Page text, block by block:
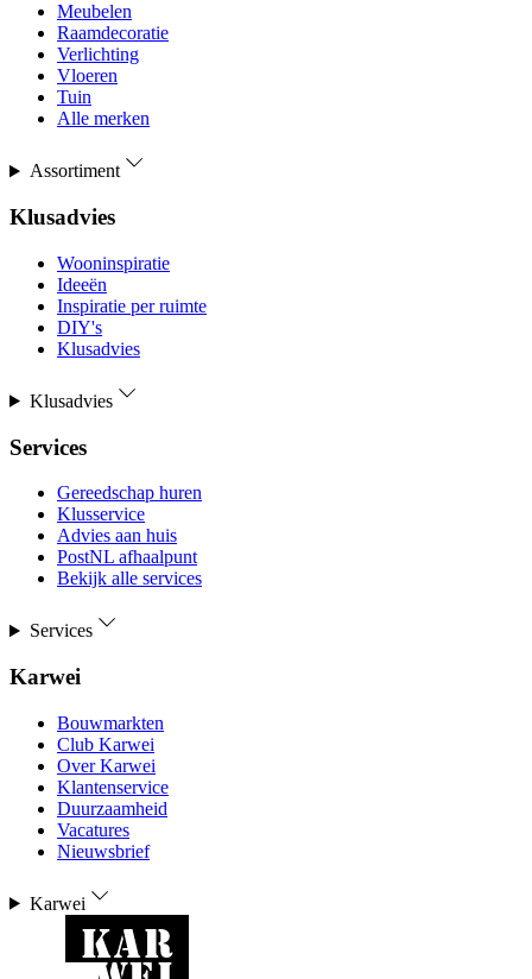
Meubelen
Raamdecoratie
Verlichting
Vloeren
Tuin
Alle merken
Assortiment
Klusadvies
Wooninspiratie
Ideeën
Inspiratie per ruimte
DIY's
Klusadvies
Klusadvies
Services
Gereedschap huren
Klusservice
Advies aan huis
PostNL afhaalpunt
Bekijk alle services
Services
Karwei
Bouwmarkten
Club Karwei
Over Karwei
Klantenservice
Duurzaamheid
Vacatures
Nieuwsbrief
Karwei